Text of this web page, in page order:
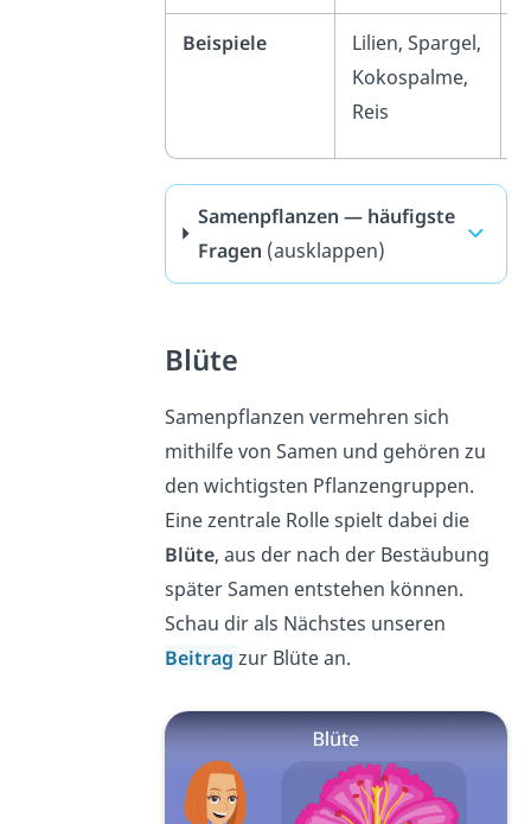
Beispiele Lilien,Spargel,
Kokospalme,
Reis
Samenpflanzen — häufigste
Fragen (ausklappen)
Blüte
Samenpflanzen vermehren sich
mithilfe von Samen und gehören zu
den wichtigsten Pflanzengruppen.
Eine zentrale Rolle spielt dabei die
Blüte, aus der nach der Bestäubung
später Samen entstehen können.
Schau dir als Nächstes unseren
Beitragzur Blüte an.